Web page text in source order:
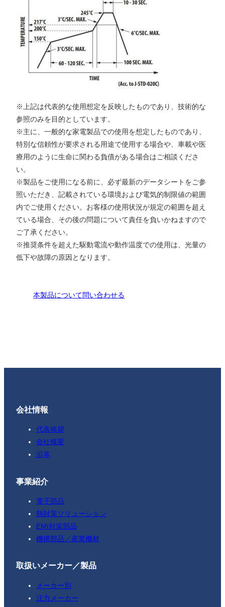
※上記は代表的な使用想定を反映したものであり、技術的な
参照のみを目的としています。
※主に、一般的な家電製品での使用を想定したものであり、
特別な信頼性が要求される用途で使用する場合や、車載や医
療用のように生命に関わる負債がある場合はご相談くださ
い。
※製品をご使用になる前に、必ず最新のデータシートをご参
照いただき、記載されている環境および電気的制限値の範囲
内でご使用ください。お客様の使用状況が規定の範囲を超え
ている場合、その後の問題について責任を負いかねますので
ご了承ください。
※推奨条件を超えた駆動電流や動作温度での使用は、光量の
低下や故障の原因となります。
本製品について問い合わせる
会社情報
代表挨拶
会社概要
沿革
事業紹介
電子部品
熱対策ソリューション
EMI対策部品
機構部品／産業機材
取扱いメーカー／製品
メーカー別
注力メーカー